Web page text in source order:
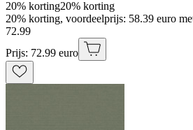
20% korting20% korting
20% korting, voordeelprijs: 58.39 euro
72.99
Prijs: 72.99 euro